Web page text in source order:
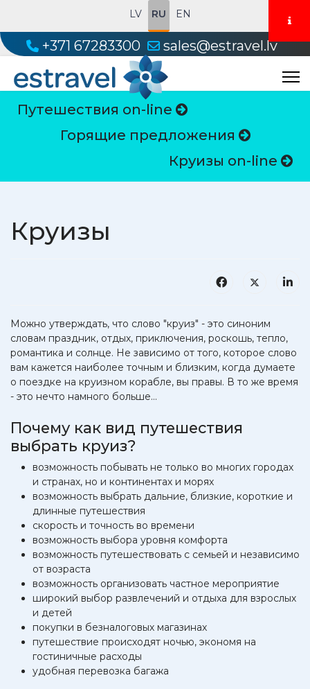
LV RU EN
+371 67283300 sales@estravel.lv
Путешествия on-line
Горящие предложения
Круизы on-line
Круизы
Можно утверждать, что слово "круиз" - это синоним
словам праздник, отдых, приключения, роскошь, тепло,
романтика и солнце. Не зависимо от того, которое слово
вам кажется наиболее точным и близким, когда думаете
о поездке на круизном корабле, вы правы. В то же время
- это нечто намного больше...
Почему как вид путешествия
выбрать круиз?
возможность побывать не только во многих городах
и странах, но и континентах и морях
возможность выбрать дальние, близкие, короткие и
длинные путешествия
скорость и точность во времени
возможность выбора уровня комфорта
возможность путешествовать с семьей и независимо
от возраста
возможность организовать частное мероприятие
широкий выбор развлечений и отдыха для взрослых
и детей
покупки в безналоговых магазинах
путешествие происходят ночью, экономя на
гостиничные расходы
удобная перевозка багажа